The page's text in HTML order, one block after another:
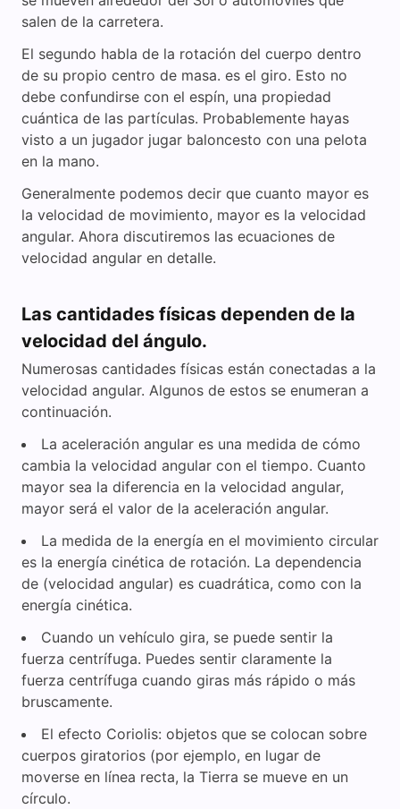
salen de la carretera.
El segundo habla de la rotación del cuerpo dentro
de su propio centro de masa. es el giro. Esto no
debe confundirse con el espín, una propiedad
cuántica de las partículas. Probablemente hayas
visto a un jugador jugar baloncesto con una pelota
en la mano.
Generalmente podemos decir que cuanto mayor es
la velocidad de movimiento, mayor es la velocidad
angular. Ahora discutiremos las ecuaciones de
velocidad angular en detalle.
Las cantidades físicas dependen de la
velocidad del ángulo.
Numerosas cantidades físicas están conectadas a la
velocidad angular. Algunos de estos se enumeran a
continuación.
La aceleración angular es una medida de cómo
cambia la velocidad angular con el tiempo. Cuanto
mayor sea la diferencia en la velocidad angular,
mayor será el valor de la aceleración angular.
La medida de la energía en el movimiento circular
es la energía cinética de rotación. La dependencia
de (velocidad angular) es cuadrática, como con la
energía cinética.
Cuando un vehículo gira, se puede sentir la
fuerza centrífuga. Puedes sentir claramente la
fuerza centrífuga cuando giras más rápido o más
bruscamente.
El efecto Coriolis: objetos que se colocan sobre
cuerpos giratorios (por ejemplo, en lugar de
moverse en línea recta, la Tierra se mueve en un
círculo.